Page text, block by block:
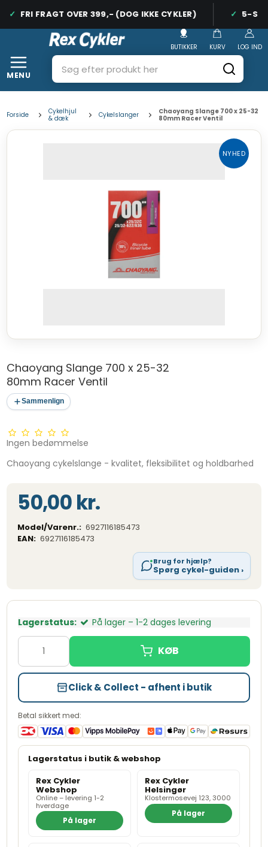
FRI FRAGT OVER 399,- (DOG IKKE CYKLER) 5-
MENU
LOG IND
BUTIKKER KURV
Forside
Cykelhjul
& dæk
Cykelslanger
Chaoyang Slange 700 x 25-32
80mm Racer Ventil
NYHED
Chaoyang Slange 700 x 25-32
80mm Racer Ventil
Sammenlign
Ingen bedømmelse
Chaoyang cykelslange - kvalitet, fleksibilitet og holdbarhed
50,00 kr.
Model/Varenr.: 6927116185473
EAN: 6927116185473
Brug for hjælp?
Spørg cykel-guiden ›
Lagerstatus: På lager – 1-2 dages levering
Click & Collect - afhent i butik
Betal sikkert med:
Rex Cykler
Webshop
Online – levering 1-2
hverdage
På lager
Rex Cykler
Helsingør
Klostermosevej 123, 3000
På lager